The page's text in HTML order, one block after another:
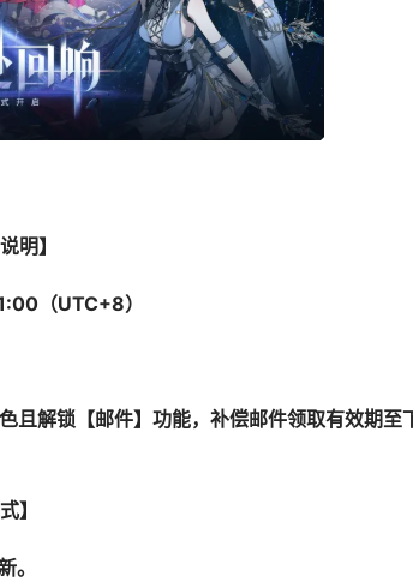
明】
（UTC+8）
解锁【邮件】功能，补偿邮件领取有效期至
】
。